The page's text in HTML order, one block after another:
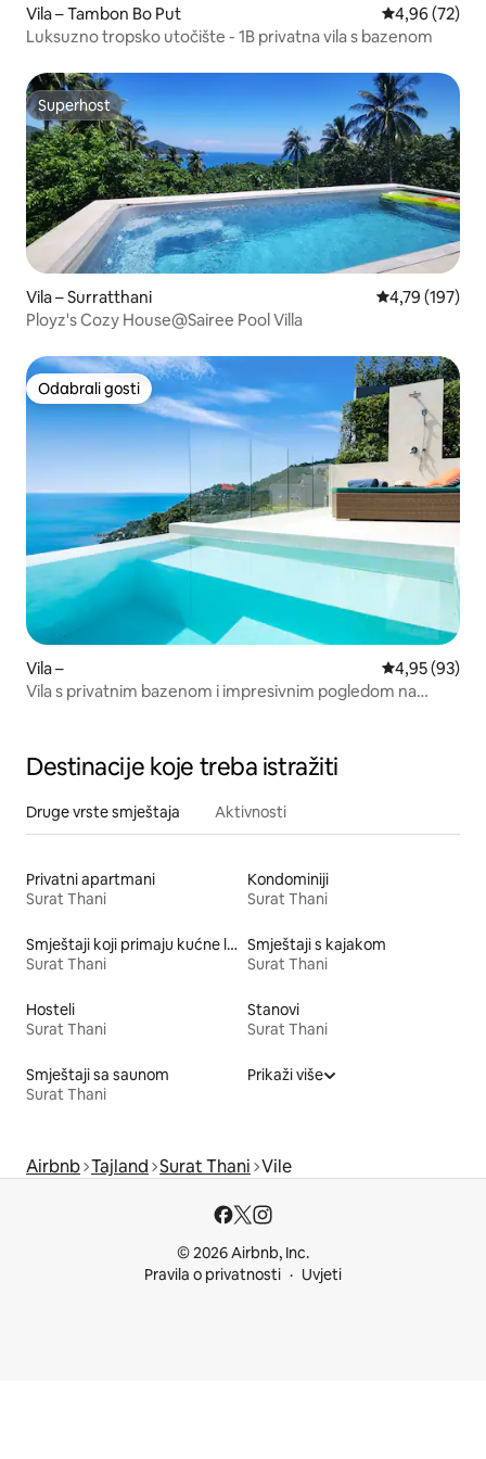
Vila – Tambon Bo Put Prosječna
4,96 (72)
Luksuzno tropsko utočište - 1B privatna vila s bazenom
Superhost
Superhost
Vila – Surratthani Prosječna
4,79 (197)
Ployz's Cozy House@Sairee Pool Villa
Odabrali gosti
Odabrali gosti
Vila – Prosječna
4,95 (93)
Vila s privatnim bazenom i impresivnim pogledom na
Destinacije koje treba istražiti
Druge vrste smještaja Aktivnosti
Privatni apartmani
Surat Thani
Kondominiji
Surat Thani
Smještaji koji primaju kućne ljubimce
Surat Thani
Smještaji s kajakom
Surat Thani
Hosteli
Surat Thani
Stanovi
Surat Thani
Smještaji sa saunom
Surat Thani
Prikaži više
Airbnb Tajland Surat Thani Vile
© 2026 Airbnb, Inc.
Pravila o privatnosti
Uvjeti